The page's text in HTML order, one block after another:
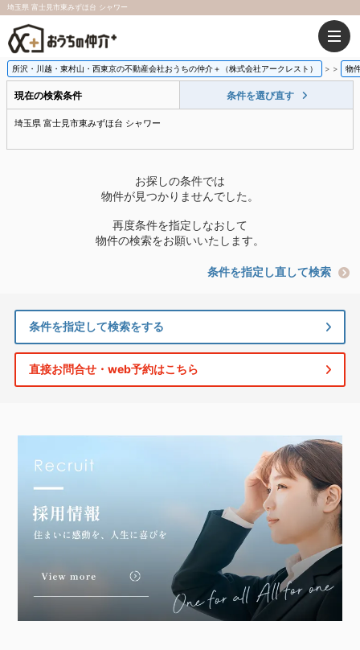
埼玉県 富士見市東みずほ台 シャワー
所沢・川越・東村山・西東京の不動産会社おうちの仲介＋（株式会社アークレスト） > 物
現在の検索条件 条件を選び直す
埼玉県 富士見市東みずほ台 シャワー
お探しの条件では
物件が見つかりませんでした。
再度条件を指定しなおして
物件の検索をお願いいたします。
条件を指定し直して検索
条件を指定して検索をする
直接お問合せ・web予約はこちら